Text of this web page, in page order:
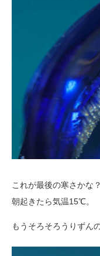
これが最後の寒さかな？
朝起きたら気温15℃。
もうそろそろうりずん